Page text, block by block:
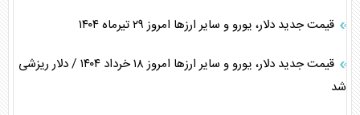
قیمت جدید دلار، یورو و سایر ارز‌ها امروز ۲۹ تیرماه ۱۴۰۴
قیمت جدید دلار، یورو و سایر ارز‌ها امروز ۱۸ خرداد ۱۴۰۴ / دلار ریزشی
شد